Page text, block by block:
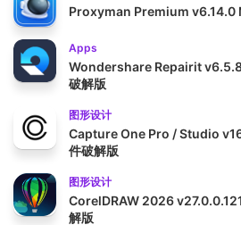
Proxyman Premium v6.14.0
Apps
Wondershare Repairit
破解版
图形设计
Capture One Pro / Studio
件破解版
图形设计
CorelDRAW 2026
解版